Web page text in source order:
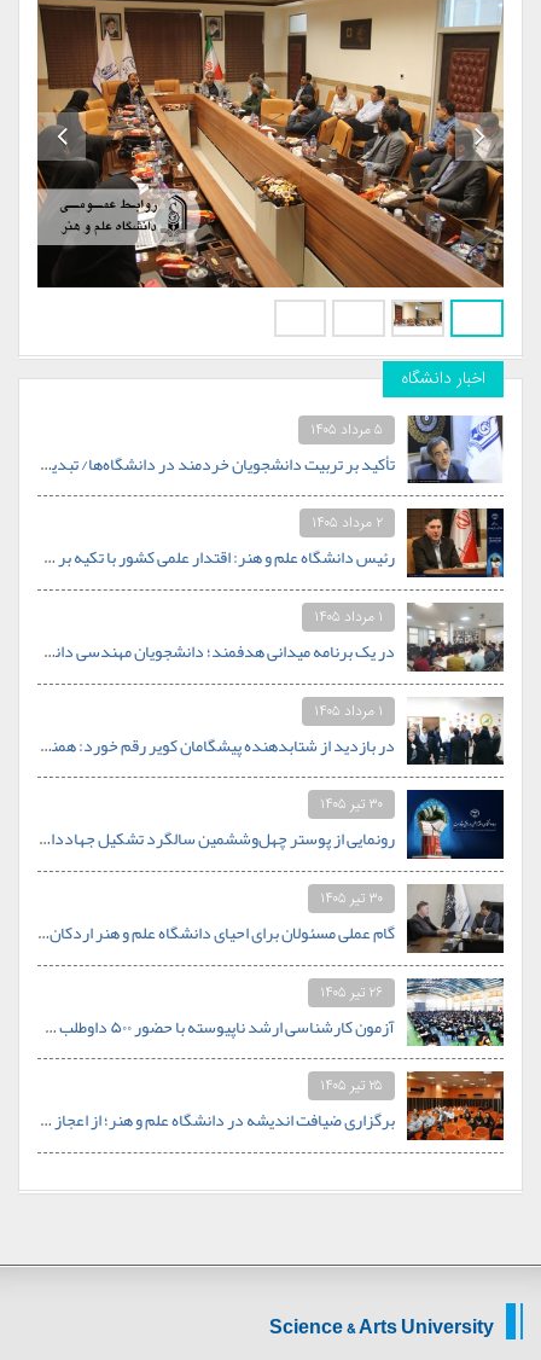
اخبار دانشگاه
۵ مرداد ۱۴۰۵
تأکید بر تربیت دانشجویان خردمند در دانشگاه‌ها/ تبدیل دانشگاه علم‌وهنر جهاددانشگاهی به الگوی دانشگاه کارآفرین در جنوب کشور
۲ مرداد ۱۴۰۵
رئیس دانشگاه علم و هنر: اقتدار علمی کشور با تکیه بر جوانان و خودباوری محقق خواهد شد.
۱ مرداد ۱۴۰۵
در یک برنامه میدانی هدفمند؛ دانشجویان مهندسی دانشگاه علم و هنر از قلب صنعت کاشی یزد بازدید کردند
۱ مرداد ۱۴۰۵
در بازدید از شتابدهنده پیشگامان کویر رقم خورد: همنشینی اساتید دانشگاه علم و هنر با محور استارتاپی
۳۰ تیر ۱۴۰۵
رونمایی از پوستر چهل‌وششمین سالگرد تشکیل جهاددانشگاهی با شعار «جهاددانشگاهی؛ اقتدار علمی در افق مقاومت»
۳۰ تیر ۱۴۰۵
گام عملی مسئولان برای احیای دانشگاه علم و هنر اردکان؛ از نیازسنجی رشته‌های جدید تا تأمین بودجه
۲۶ تیر ۱۴۰۵
آزمون کارشناسی ارشد ناپیوسته با حضور ۵۰۰ داوطلب در دانشگاه علم و هنر برگزار شد
۲۵ تیر ۱۴۰۵
برگزاری ضیافت اندیشه در دانشگاه علم و هنر؛ از اعجاز علمی قرآن تا نظام سلوکی در خانواده
Science & Arts University